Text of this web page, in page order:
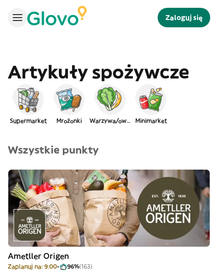
Zaloguj się
Artykuły spożywcze
Supermarket Mrożonki Warzywa/owoce Minimarket
Wszystkie punkty
Ametller Origen
Zaplanuj na: 9:00 96%(163)